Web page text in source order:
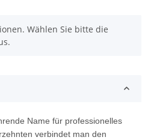
Wählen Sie bitte die
Name für professionelles
verbindet man den